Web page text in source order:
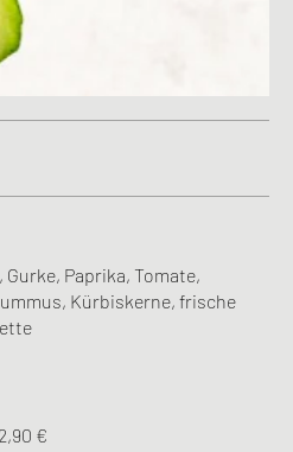
Paprika, Tomate,
Kürbiskerne, frische
€